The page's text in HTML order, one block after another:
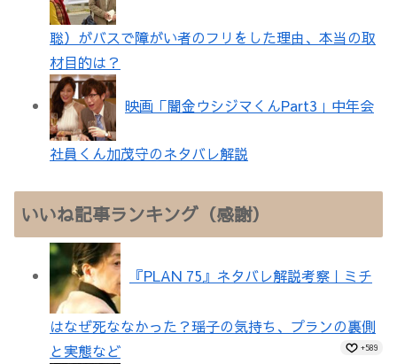
聡）がバスで障がい者のフリをした理由、本当の取
材目的は？
映画「闇金ウシジマくんPart3」中年会
社員くん加茂守のネタバレ解説
いいね記事ランキング（感謝）
『PLAN 75』ネタバレ解説考察｜ミチ
はなぜ死ななかった？瑶子の気持ち、プランの裏側
と実態など
+589